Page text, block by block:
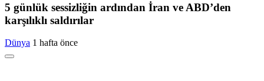
5 günlük sessizliğin ardından İran ve ABD’den
karşılıklı saldırılar
Dünya 1 hafta önce